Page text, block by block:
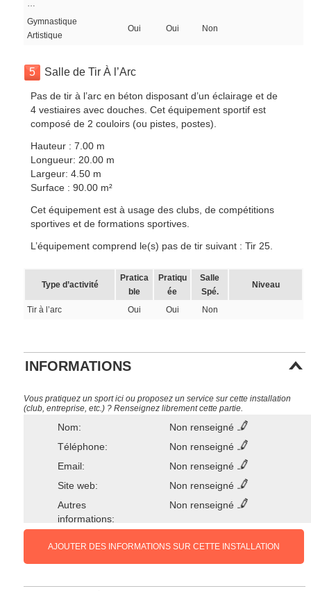
…
Gymnastique
Artistique
Oui Oui Non
5 Salle de Tir À l’Arc
Pas de tir à l’arc en béton disposant d’un éclairage et de
4 vestiaires avec douches. Cet équipement sportif est
composé de 2 couloirs (ou pistes, postes).
Hauteur : 7.00 m
Longueur: 20.00 m
Largeur: 4.50 m
Surface : 90.00 m²
Cet équipement est à usage des clubs, de compétitions
sportives et de formations sportives.
L’équipement comprend le(s) pas de tir suivant : Tir 25.
Type d’activité
Pratica
ble
Pratiqu
ée
Salle
Spé.
Niveau
Tir à l’arc Oui Oui Non
INFORMATIONS
Vous pratiquez un sport ici ou proposez un service sur cette installation
(club, entreprise, etc.) ? Renseignez librement cette partie.
Nom:
Non renseigné
Téléphone:
Non renseigné
Email:
Non renseigné
Site web:
Non renseigné
Autres
informations:
Non renseigné
AJOUTER DES INFORMATIONS SUR CETTE INSTALLATION